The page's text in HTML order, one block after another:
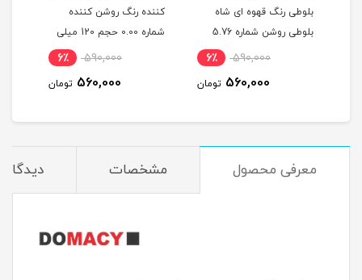
بلوطی رنگ قهوه ای شاه
بلوطی روشن شماره 5.76
590,000 6٪
560,000 تومان
کننده رنگ روشن کننده
شماره 0.00 حجم 120 میلی
590,000 6٪
560,000 تومان
معرفی محصول مشخصات